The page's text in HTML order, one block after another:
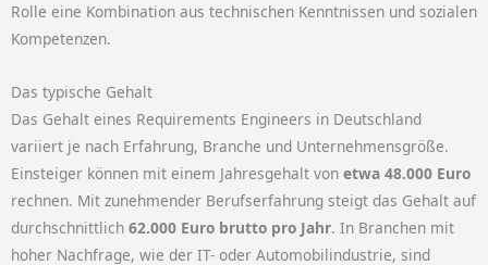
Rolle eine Kombination aus technischen Kenntnissen und sozialen
Kompetenzen.
Das typische Gehalt
Das Gehalt eines Requirements Engineers in Deutschland
variiert je nach Erfahrung, Branche und Unternehmensgröße.
Einsteiger können mit einem Jahresgehalt von etwa 48.000 Euro
rechnen. Mit zunehmender Berufserfahrung steigt das Gehalt auf
durchschnittlich 62.000 Euro brutto pro Jahr. In Branchen mit
hoher Nachfrage, wie der IT- oder Automobilindustrie, sind